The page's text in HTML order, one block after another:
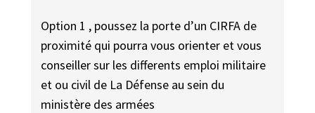
Option 1 , poussez la porte d’un CIRFA de
proximité qui pourra vous orienter et vous
conseiller sur les differents emploi militaire
et ou civil de La Défense au sein du
ministère des armées